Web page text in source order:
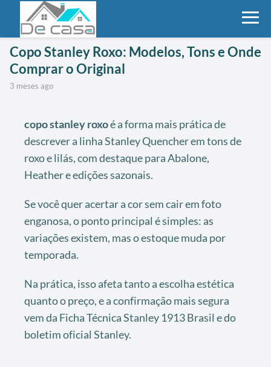
Copo Stanley Roxo: Modelos, Tons e Onde
Comprar o Original
3 meses ago
copo stanley roxoé a forma mais prática de
descrever a linha Stanley Quencher em tons de
roxo e lilás, com destaque para Abalone,
Heather e edições sazonais.
Se você quer acertar a cor sem cair em foto
enganosa, o ponto principal é simples: as
variações existem, mas o estoque muda por
temporada.
Na prática, isso afeta tanto a escolha estética
quanto o preço, e a confirmação mais segura
vem da Ficha Técnica Stanley 1913 Brasil e do
boletim oficial Stanley.